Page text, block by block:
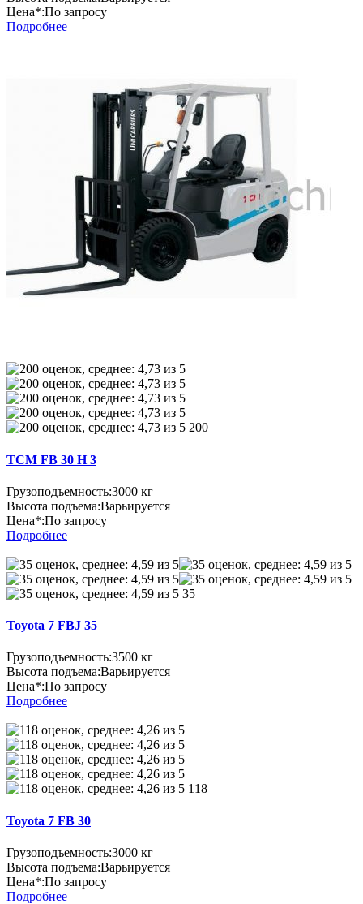
Цена*:По запросу
Подробнее
200
TCM FB 30 H 3
Грузоподъемность:3000 кг
Высота подъема:Варьируется
Цена*:По запросу
Подробнее
35
Toyota 7 FBJ 35
Грузоподъемность:3500 кг
Высота подъема:Варьируется
Цена*:По запросу
Подробнее
118
Toyota 7 FB 30
Грузоподъемность:3000 кг
Высота подъема:Варьируется
Цена*:По запросу
Подробнее